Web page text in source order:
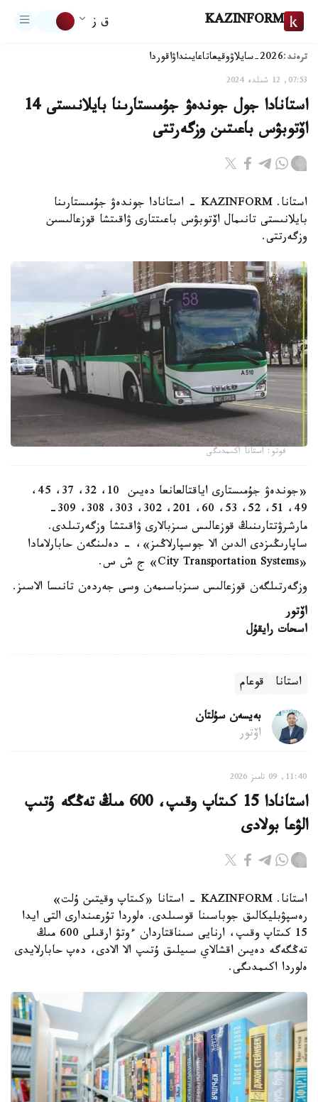
KAZINFORM ق ز
ترەند:2026-سايلاۋ وقيعاتاعايىنداۋاقوردا
07:53, 12 شىلدە 2024
استانادا جول جوندەۋ جۇمىستارىنا بايلانىستى 14
اۆتوبۋس باعىتىن وزگەرتتى
استانا. KAZINFORM - استانادا جوندەۋ جۇمىستارىنا
بايلانىستى تانىمال اۆتوبۋس باعىتتارى ۋاقىتشا قوزعالىسىن
وزگەرتتى.
فوتو: استانا اكىمدىگى
«جوندەۋ جۇمىستارى اياقتالعانعا دەيىن 10، 32، 37، 45،
49، 51، 52، 53، 60، 201، 302، 303، 308، 309-
مارشرۋتتارىنىڭ قوزعالىس سىزبالارى ۋاقىتشا وزگەرتىلدى.
ساپارىڭىزدى الدىن الا جوسپارلاڭىز»، - دەلىنگەن حابارلامادا
«City Transportation Systems» ج ش س.
وزگەرتىلگەن قوزعالىس سىزباسىمەن وسى جەردەن تانىسا الاسىز.
اۆتور
اسحات رايقۇل
استانا قوعام
بەيسەن سۇلتان
اۆتور
11:40, 09 تامىز 2026
استانادا 15 كىتاپ وقىپ، 600 مىڭ تەڭگە ۇتىپ
الۋعا بولادى
استانا. KAZINFORM - استانا «كىتاپ وقيتىن ۇلت»
رەسپۋبليكالىق جوباسىنا قوسىلدى. ەلوردا تۇرعىندارى التى ايدا
15 كىتاپ وقىپ، ارنايى سىناقتاردان ءوتۋ ارقىلى 600 مىڭ
تەڭگەگە دەيىن اقشالاي سىيلىق ۇتىپ الا الادى، دەپ حابارلايدى
ەلوردا اكىمدىگى.